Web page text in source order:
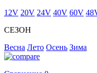
12V 20V 24V 40V 60V
СЕЗОН
Весна Лето Осень Зима